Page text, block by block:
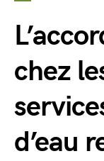
chez
d’eau